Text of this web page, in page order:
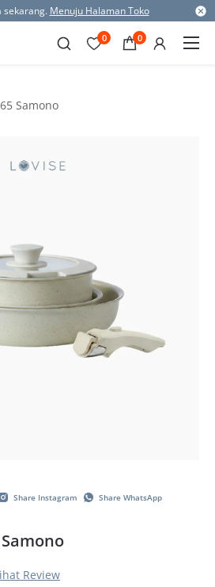
sekarang. Menuju Halaman Toko
0 0
Samono
Share Instagram Share WhatsApp
Review